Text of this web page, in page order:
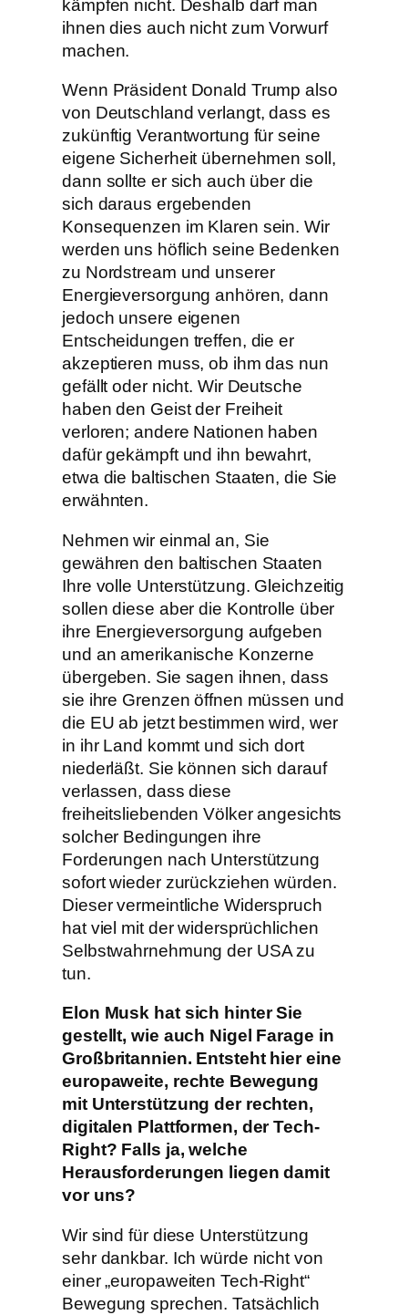
kämpfen nicht. Deshalb darf man
ihnen dies auch nicht zum Vorwurf
machen.
Wenn Präsident Donald Trump also
von Deutschland verlangt, dass es
zukünftig Verantwortung für seine
eigene Sicherheit übernehmen soll,
dann sollte er sich auch über die
sich daraus ergebenden
Konsequenzen im Klaren sein. Wir
werden uns höflich seine Bedenken
zu Nordstream und unserer
Energieversorgung anhören, dann
jedoch unsere eigenen
Entscheidungen treffen, die er
akzeptieren muss, ob ihm das nun
gefällt oder nicht. Wir Deutsche
haben den Geist der Freiheit
verloren; andere Nationen haben
dafür gekämpft und ihn bewahrt,
etwa die baltischen Staaten, die Sie
erwähnten.
Nehmen wir einmal an, Sie
gewähren den baltischen Staaten
Ihre volle Unterstützung. Gleichzeitig
sollen diese aber die Kontrolle über
ihre Energieversorgung aufgeben
und an amerikanische Konzerne
übergeben. Sie sagen ihnen, dass
sie ihre Grenzen öffnen müssen und
die EU ab jetzt bestimmen wird, wer
in ihr Land kommt und sich dort
niederläßt. Sie können sich darauf
verlassen, dass diese
freiheitsliebenden Völker angesichts
solcher Bedingungen ihre
Forderungen nach Unterstützung
sofort wieder zurückziehen würden.
Dieser vermeintliche Widerspruch
hat viel mit der widersprüchlichen
Selbstwahrnehmung der USA zu
tun.
Elon Musk hat sich hinter Sie
gestellt, wie auch Nigel Farage in
Großbritannien. Entsteht hier eine
europaweite, rechte Bewegung
mit Unterstützung der rechten,
digitalen Plattformen, der Tech-
Right? Falls ja, welche
Herausforderungen liegen damit
vor uns?
Wir sind für diese Unterstützung
sehr dankbar. Ich würde nicht von
einer „europaweiten Tech-Right“
Bewegung sprechen. Tatsächlich